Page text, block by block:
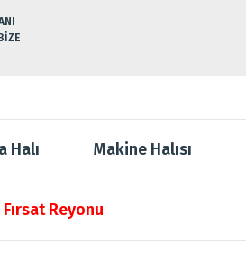
Halı Makine Halısı
Fırsat Reyonu